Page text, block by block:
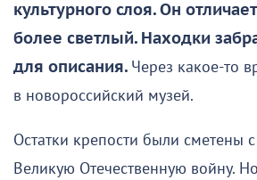
культурного слоя. Он
более светлый. Находки
для описания. Через какое-то
в новороссийский музей.
Остатки крепости были сметены
Великую Отечественную войну.